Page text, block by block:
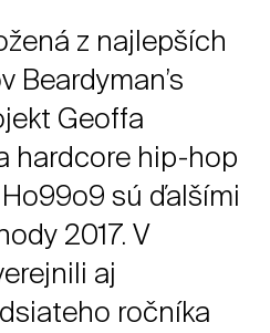
z najlepších
Beardyman’s
Geoffa
hardcore hip-hop
sú ďalšími
2017. V
aj
ročníka